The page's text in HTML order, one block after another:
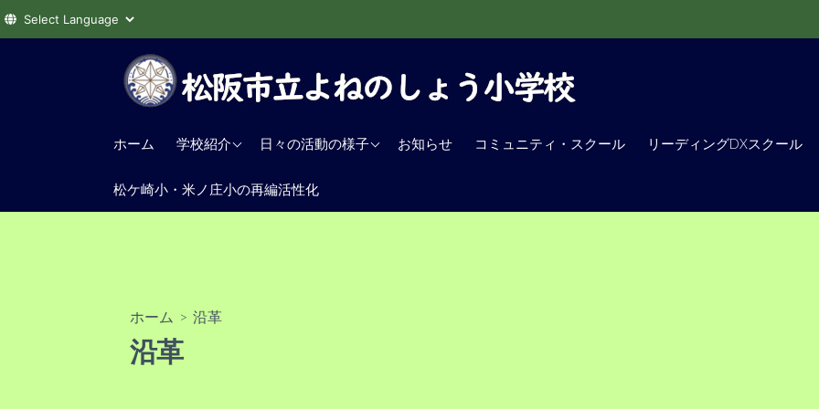
キ
ホーム 学校紹介
学校教育目標 日々の活動の様子
学年
お知らせ コミュニティ・スクール リーディングDXスクール
松ケ崎小・米ノ庄小の再編活性化
ホーム > 沿革
沿革